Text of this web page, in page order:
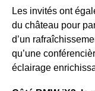
Les invités ont
du château pour
d’un
qu’une
éclairage